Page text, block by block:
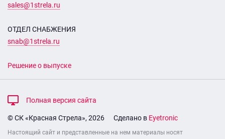
sales@1strela.ru
ОТДЕЛ СНАБЖЕНИЯ
snab@1strela.ru
Решение о выпуске
Полная версия сайта
© СК «Красная Стрела», 2026 Сделано в Eyetronic
Настоящий сайт и представленные на нем материалы носят